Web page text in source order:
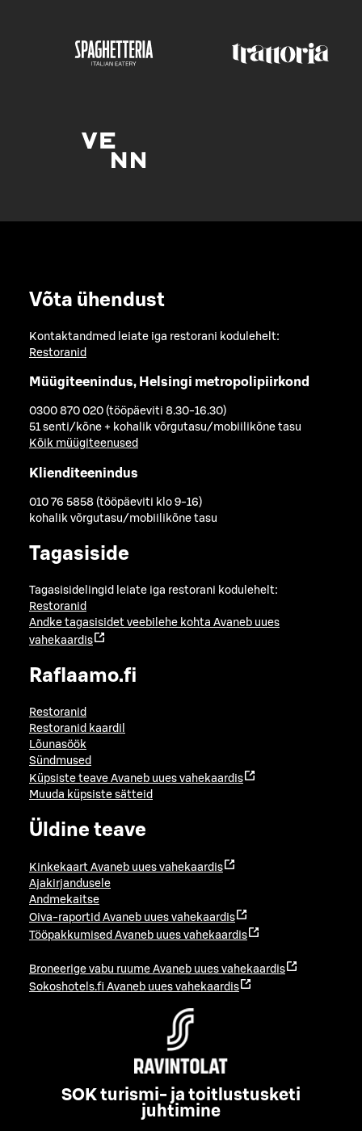
Võta ühendust
Kontaktandmed leiate iga restorani kodulehelt:
Restoranid
Müügiteenindus, Helsingi metropolipiirkond
0300 870 020 (tööpäeviti 8.30-16.30)
51 senti/kõne + kohalik võrgutasu/mobiilikõne tasu
Kõik müügiteenused
Klienditeenindus
010 76 5858 (tööpäeviti klo 9-16)
kohalik võrgutasu/mobiilikõne tasu
Tagasiside
Tagasisidelingid leiate iga restorani kodulehelt:
Restoranid
Andke tagasisidet veebilehe kohta Avaneb uues
vahekaardis
Raflaamo.fi
Restoranid
Restoranid kaardil
Lõunasöök
Sündmused
Küpsiste teave Avaneb uues vahekaardis
Muuda küpsiste sätteid
Üldine teave
Kinkekaart Avaneb uues vahekaardis
Ajakirjandusele
Andmekaitse
Oiva-raportid Avaneb uues vahekaardis
Tööpakkumised Avaneb uues vahekaardis
Broneerige vabu ruume Avaneb uues vahekaardis
Sokoshotels.fi Avaneb uues vahekaardis
SOK turismi- ja toitlustusketi
juhtimine